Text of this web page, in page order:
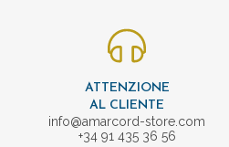
ATTENZIONE
AL CLIENTE
info@amarcord-store.com
+34 91 435 36 56